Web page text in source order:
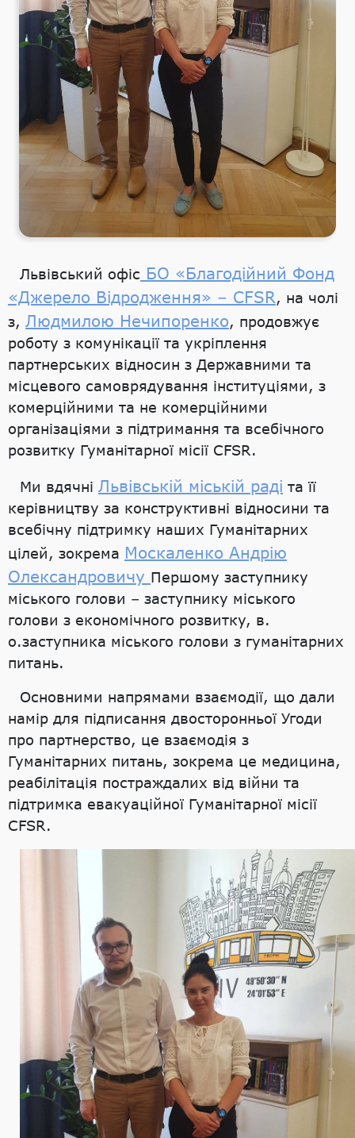
Львівський офіс БО «Благодійний Фонд
«Джерело Відродження» – CFSR, на чолі
з, Людмилою Нечипоренко, продовжує
роботу з комунікації та укріплення
партнерських відносин з Державними та
місцевого самоврядування інституціями, з
комерційними та не комерційними
організаціями з підтримання та всебічного
розвитку Гуманітарної місії CFSR.
Ми вдячні Львівській міській раді та її
керівництву за конструктивні відносини та
всебічну підтримку наших Гуманітарних
цілей, зокрема Москаленко Андрію
Олександровичу Першому заступнику
міського голови – заступнику міського
голови з економічного розвитку, в.
о.заступника міського голови з гуманітарних
питань.
Основними напрямами взаємодії, що дали
намір для підписання двосторонньої Угоди
про партнерство, це взаємодія з
Гуманітарних питань, зокрема це медицина,
реабілітація постраждалих від війни та
підтримка евакуаційної Гуманітарної місії
CFSR.